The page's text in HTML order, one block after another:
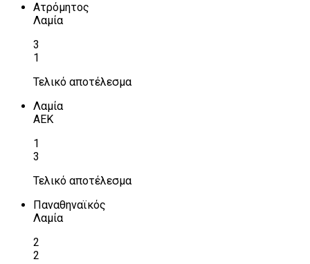
Ατρόμητος
Λαμία
3
1
Τελικό αποτέλεσμα
Λαμία
ΑΕΚ
1
3
Τελικό αποτέλεσμα
Παναθηναϊκός
Λαμία
2
2